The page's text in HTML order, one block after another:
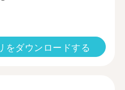
をダウンロードする